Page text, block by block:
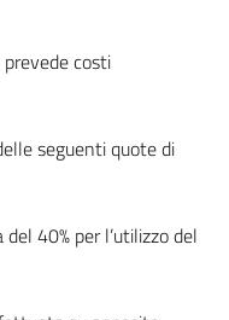
costi
seguenti quote di
40% per l’utilizzo del